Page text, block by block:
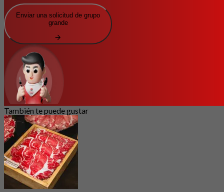
Enviar una solicitud de grupo
grande
También te puede gustar